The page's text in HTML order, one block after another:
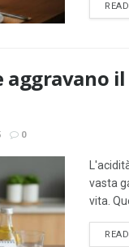
0
vasta
vita.